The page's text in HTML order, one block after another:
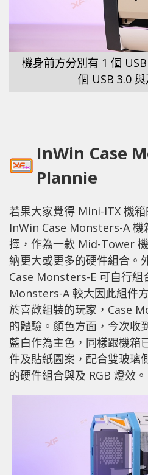
機身前方分別有 1 個
個 USB 3.0
InWin Case
Plannie
若果大家覺得 Mini-ITX 機箱
InWin Case Monsters-A 機
擇，作為一款 Mid-Tower
納更大或更多的硬件組合。
Case Monsters-E 可自行組
Monsters-A 較大因此組件
於喜歡組裝的玩家，Case
的體驗。顏色方面，今次收
藍白作為主色，同樣跟機箱
件及貼紙圖案，配合雙玻璃
的硬件組合與及 RGB 燈效。